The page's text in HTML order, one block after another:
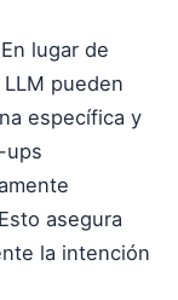
En lugar de
pueden
específica y
ups
asegura
la intención